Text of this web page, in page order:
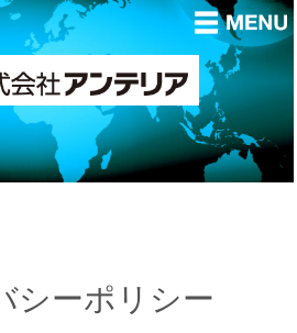
シーポリシー